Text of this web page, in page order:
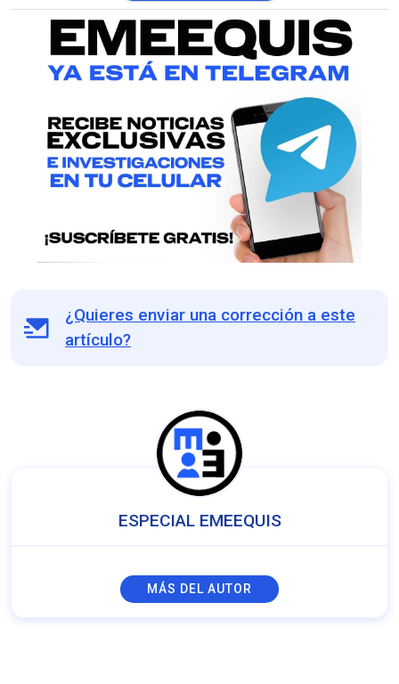
¿Quieres enviar una corrección a este
artículo?
ESPECIAL EMEEQUIS
MÁS DEL AUTOR